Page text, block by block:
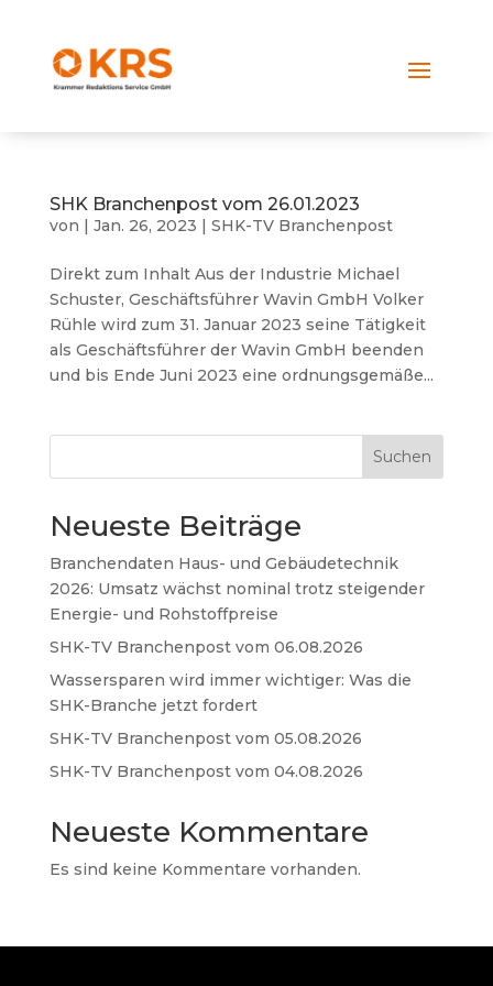
SHK Branchenpost vom 26.01.2023
von | Jan. 26, 2023 | SHK-TV Branchenpost
Direkt zum Inhalt Aus der Industrie Michael
Schuster, Geschäftsführer Wavin GmbH Volker
Rühle wird zum 31. Januar 2023 seine Tätigkeit
als Geschäftsführer der Wavin GmbH beenden
und bis Ende Juni 2023 eine ordnungsgemäße...
Suchen
Neueste Beiträge
Branchendaten Haus- und Gebäudetechnik
2026: Umsatz wächst nominal trotz steigender
Energie- und Rohstoffpreise
SHK-TV Branchenpost vom 06.08.2026
Wassersparen wird immer wichtiger: Was die
SHK-Branche jetzt fordert
SHK-TV Branchenpost vom 05.08.2026
SHK-TV Branchenpost vom 04.08.2026
Neueste Kommentare
Es sind keine Kommentare vorhanden.